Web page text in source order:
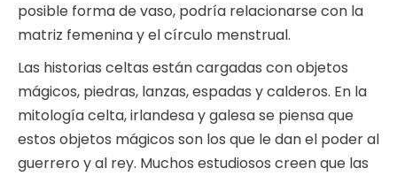
posible forma de vaso, podría relacionarse con la
matriz femenina y el círculo menstrual.
Las historias celtas están cargadas con objetos
mágicos, piedras, lanzas, espadas y calderos. En la
mitología celta, irlandesa y galesa se piensa que
estos objetos mágicos son los que le dan el poder al
guerrero y al rey. Muchos estudiosos creen que las